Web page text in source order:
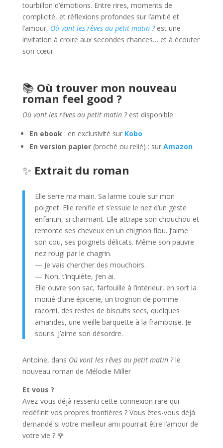
tourbillon d’émotions. Entre rires, moments de
complicité, et réflexions profondes sur l’amitié et
l’amour, Où vont les rêves au petit matin ?est une
invitation à croire aux secondes chances… et à écouter
son cœur.
📚 Où trouver mon nouveau
roman feel good ?
Où vont les rêves au petit matin ?est disponible :
En ebook: en exclusivité sur Kobo
En version papier(broché ou relié) : sur Amazon
✨ Extrait du roman
Elle serre ma main. Sa larme coule sur mon
poignet. Elle renifle et s’essuie le nez d’un geste
enfantin, si charmant. Elle attrape son chouchou et
remonte ses cheveux en un chignon flou. J’aime
son cou, ses poignets délicats. Même son pauvre
nez rougi par le chagrin.
— Je vais chercher des mouchoirs.
— Non, t’inquiète, j’en ai.
Elle ouvre son sac, farfouille à l’intérieur, en sort la
moitié d’une épicerie, un trognon de pomme
racorni, des restes de biscuits secs, quelques
amandes, une vieille barquette à la framboise. Je
souris. J’aime son désordre.
Antoine, dans Où vont les rêves au petit matin ?le
nouveau roman de Mélodie Miller
Et vous ?
Avez-vous déjà ressenti cette connexion rare qui
redéfinit vos propres frontières ? Vous êtes-vous déjà
demandé si votre meilleur ami pourrait être l’amour de
votre vie ? 🌹